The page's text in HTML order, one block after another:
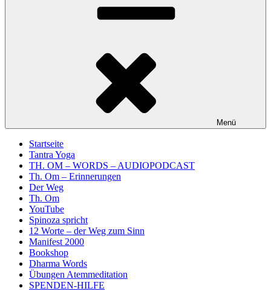
Menü
Startseite
Tantra Yoga
TH. OM – WORDS – AUDIOPODCAST
Th. Om – Erinnerungen
Der Weg
Th. Om
YouTube
Spinoza spricht
12 Worte – der Weg zum Sinn
Manifest 2000
Bookshop
Dharma Words
Übungen Atemmeditation
SPENDEN-HILFE